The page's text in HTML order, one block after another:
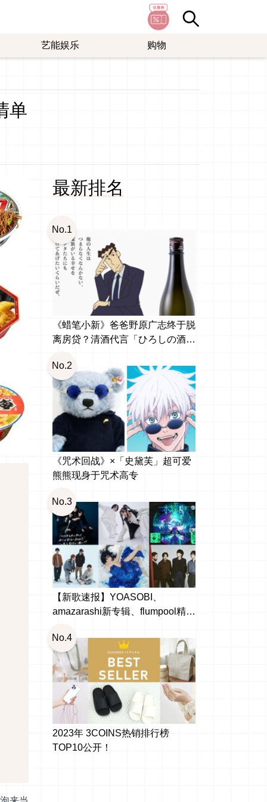
艺能娱乐 购物
单
最新排名
No.1
《蜡笔小新》爸爸野原广志终于脱
离房贷？清酒代言「ひろしの酒
No.2
《咒术回战》×「史黛芙」超可爱
熊熊现身于咒术高专
No.3
【新歌速报】YOASOBI、
amazarashi新专辑、flumpool精选
No.4
2023年 3COINS热销排行榜
TOP10公开！